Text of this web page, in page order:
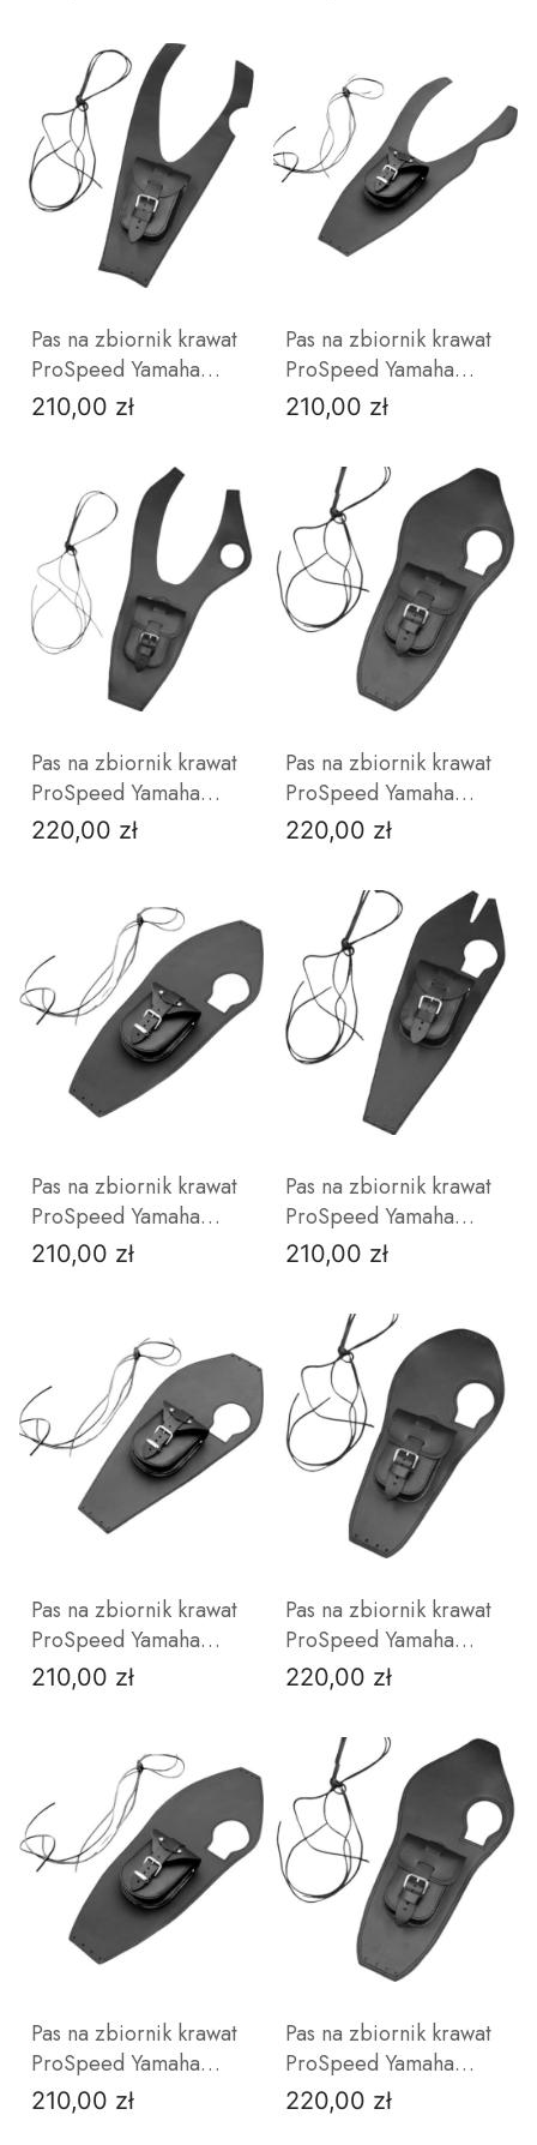
ZOBACZ PRODUKT
ćwiekami
ZOBACZ PRODUKT
Pas na zbiornik krawat
ProSpeed Yamaha
Drag Star XVS 125
Cena
210,00 zł
ZOBACZ PRODUKT
Pas na zbiornik krawat
ProSpeed Yamaha
Drag Star XVS 650
Cena
210,00 zł
ZOBACZ PRODUKT
ćwieków
ćwiekami
Pas na zbiornik krawat
ProSpeed Yamaha
Drag Star XVS 650
Cena
220,00 zł
ZOBACZ PRODUKT
Pas na zbiornik krawat
ProSpeed Yamaha
Virago 1100
Cena
220,00 zł
ZOBACZ PRODUKT
ćwieków
Pas na zbiornik krawat
ProSpeed Yamaha
Virago 1100
Cena
210,00 zł
ZOBACZ PRODUKT
Pas na zbiornik krawat
ProSpeed Yamaha
Virago 125
Cena
210,00 zł
ZOBACZ PRODUKT
ćwieków
ćwiekami
Pas na zbiornik krawat
ProSpeed Yamaha
Virago 535
Cena
210,00 zł
ZOBACZ PRODUKT
Pas na zbiornik krawat
ProSpeed Yamaha
Virago 535
Cena
220,00 zł
ZOBACZ PRODUKT
Pas na zbiornik krawat
ProSpeed Yamaha
Virago 750
Cena
210,00 zł
Pas na zbiornik krawat
ProSpeed Yamaha
Virago 750
Cena
220,00 zł